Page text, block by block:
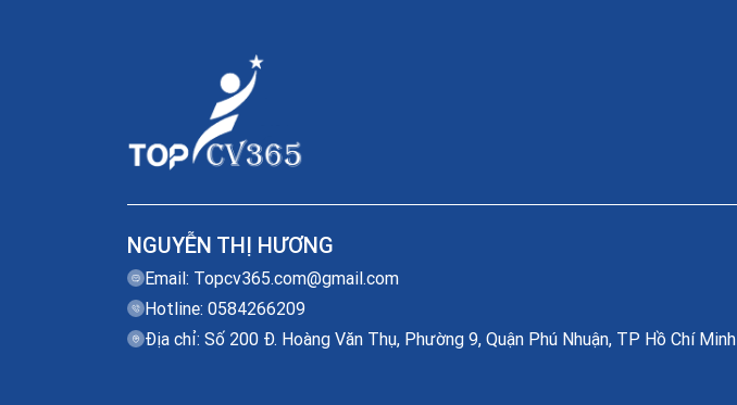
NGUYỄN THỊ HƯƠNG
Email: Topcv365.com@gmail.com
Hotline: 0584266209
Địa chỉ: Số 200 Đ. Hoàng Văn Thụ, Phường 9, Quận Phú Nhuận, TP Hồ Chí Minh